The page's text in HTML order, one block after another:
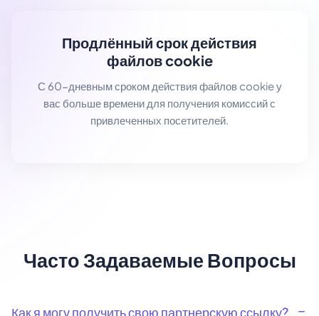
Продлённый срок действия
файлов cookie
С 60-дневным сроком действия файлов cookie у
вас больше времени для получения комиссий с
привлеченных посетителей.
Часто Задаваемые Вопросы
Как я могу получить свою партнерскую ссылку?